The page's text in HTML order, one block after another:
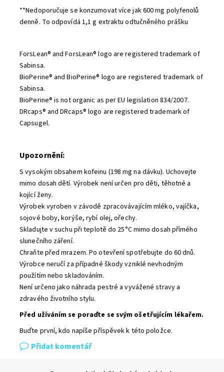
**Nedoporučuje se konzumovat více jak 600 mg polyfenolů
denně. To odpovídá 1,1 g extraktu odtučněného prášku
ForsLean® and ForsLean® logo are registered trademark of
Sabinsa.
BioPerine® and BioPerine® logo are registered trademark of
Sabinsa.
BioPerine® is not organic as per EU legislation 834/2007.
DRcaps® and DRcaps® logo are registered trademark of
Capsugel.
Upozornění:
S vysokým obsahem kofeinu (198 mg na dávku). Uchovejte
mimo dosah dětí. Výrobek není určen pro děti, těhotné a
kojící ženy.
Výrobek vyroben v závodě zpracovávajícím mléko, vajíčka,
sojové boby, korýše, rybí olej, ořechy.
Skladujte v suchu při teplotě do 25°C mimo dosah přímého
slunečního záření.
Chraňte před mrazem. Po otevření spotřebujte do 60 dnů.
Výrobce neručí za případné škody vzniklé nevhodným
použítím nebo skladováním.
Není určeno jako náhrada pestré a vyvážené stravy a
zdravého životního stylu.
Před užíváním se poraďte se svým ošetřujícím lékařem.
Buďte první, kdo napíše příspěvek k této položce.
Přidat komentář